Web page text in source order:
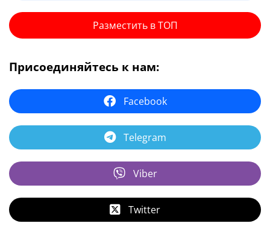
Разместить в ТОП
Присоединяйтесь к нам:
Facebook
Telegram
Viber
Twitter